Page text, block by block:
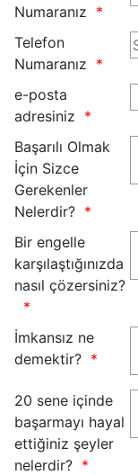
Numaranız
Telefon
Numaranız
e-posta
adresiniz
Başarılı Olmak
İçin Sizce
Gerekenler
Nelerdir?
Bir engelle
karşılaştığınızda
nasıl çözersiniz?
İmkansız ne
demektir?
20 sene içinde
başarmayı hayal
ettiğiniz şeyler
nelerdir?